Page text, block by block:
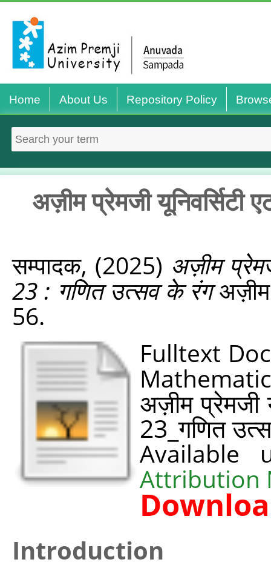
Home About Us Repository Policy
अज़ीम प्रेमजी
सम्‍पादक, (2025) अज़ीम
23 : गणित उत्‍सव के रंगअज़ीम
56.
Fulltext
अज़ीम प्रेमजी
23_गणित
Available
Attribution
Introduction